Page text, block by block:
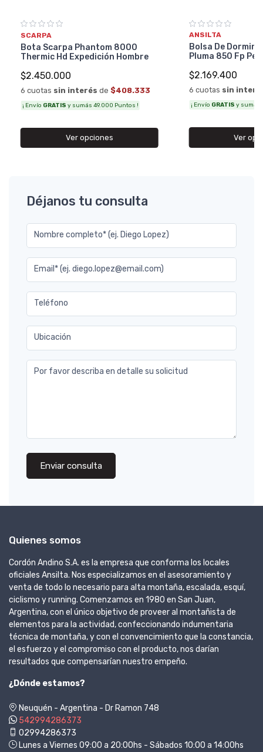
SCARPA
Bota Scarpa Phantom 8000
Thermic Hd Expedición Hombre
$2.450.000
6 cuotas sin interés de $408.333
¡ Envío GRATIS y sumás 49.000 Puntos !
Ver opciones
ANSILTA
Bolsa De Dormir
Pluma 850 Fp
$2.169.400
6 cuotas sin
¡ Envío GRATIS y sumás
Ver
Déjanos tu consulta
Nombre completo* (ej. Diego Lopez)
Email* (ej. diego.lopez@email.com)
Teléfono
Ubicación
Por favor describa en detalle su solicitud
Enviar consulta
Quienes somos
Cordón Andino S.A. es la empresa que conforma los locales
oficiales Ansilta. Nos especializamos en el asesoramiento y
venta de todo lo necesario para alta montaña, escalada, esquí,
ciclismo y running. Comenzamos en 1980 en San Juan,
Argentina, con el único objetivo de proveer al montañista de
elementos para la actividad, confeccionando indumentaria
técnica de montaña, y con el convencimiento que la constancia,
el esfuerzo y el compromiso con el producto, nos darían
resultados que compensarían nuestro empeño.
¿Dónde estamos?
Neuquén - Argentina - Dr Ramon 748
542994286373
02994286373
Lunes a Viernes 09:00 a 20:00hs - Sábados 10:00 a 14:00hs